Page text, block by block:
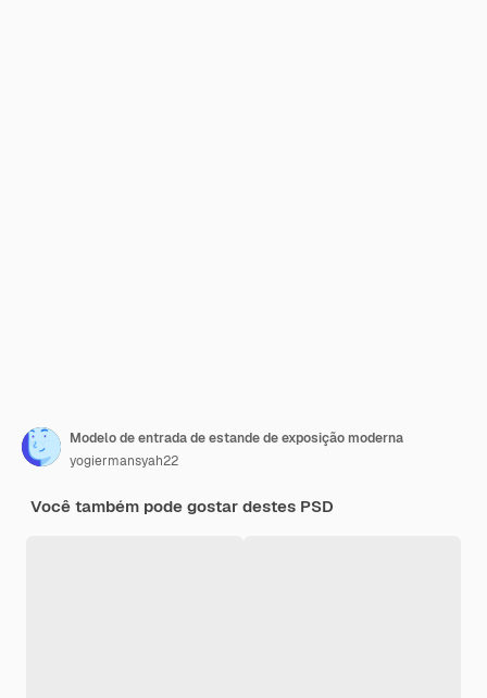
Modelo de entrada de estande de exposição moderna
yogiermansyah22
Você também pode gostar destes PSD